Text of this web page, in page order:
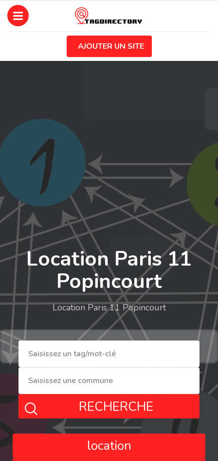
AJOUTER UN SITE
Location Paris 11
Popincourt
Location Paris 11 Popincourt
RECHERCHE
location